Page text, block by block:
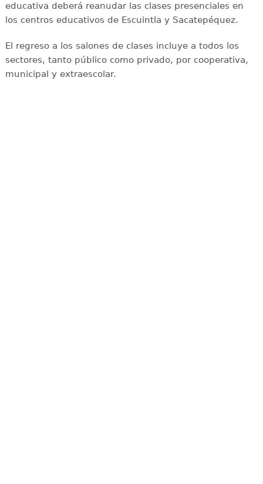
educativa deberá reanudar las clases presenciales en
los centros educativos de Escuintla y Sacatepéquez.
El regreso a los salones de clases incluye a todos los
sectores, tanto público como privado, por cooperativa,
municipal y extraescolar.